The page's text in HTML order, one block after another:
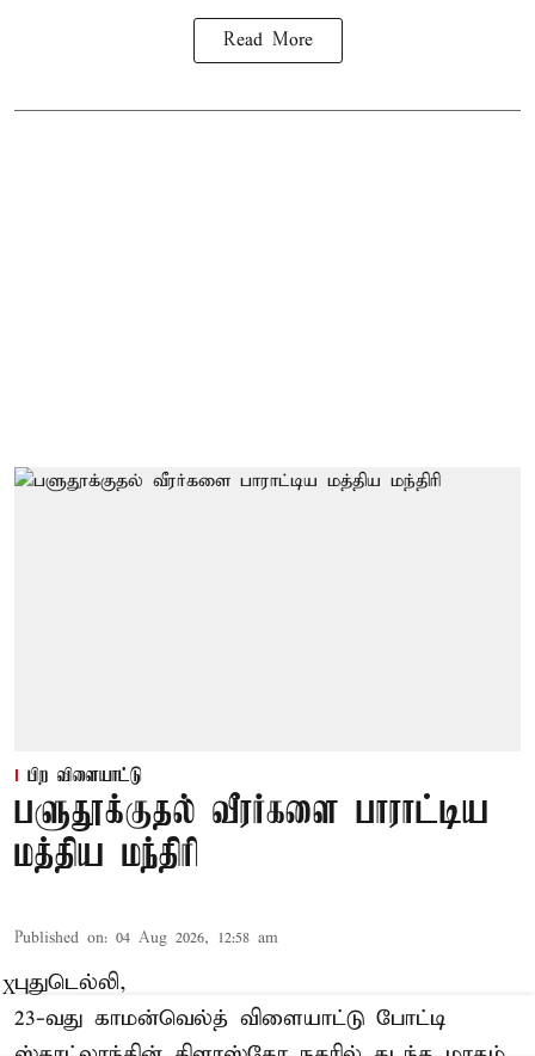
Read More
பிற விளையாட்டு
பளுதூக்குதல் வீரர்களை பாராட்டிய
மத்திய மந்திரி
Published on: 04 Aug 2026, 12:58 am
புதுடெல்லி,
23-வது காமன்வெல்த் விளையாட்டு போட்டி
X